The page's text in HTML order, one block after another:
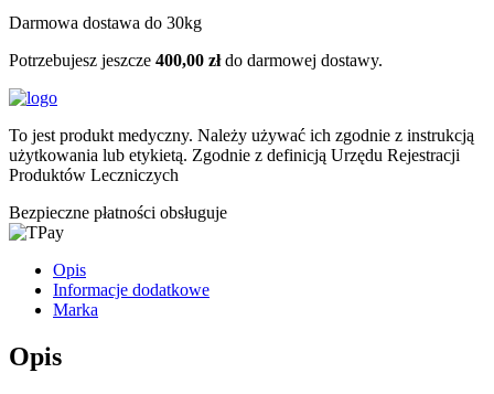
Darmowa dostawa do 30kg
Potrzebujesz jeszcze 400,00 złdo darmowej dostawy.
To jest produkt medyczny. Należy używać ich zgodnie z instrukcją
użytkowania lub etykietą. Zgodnie z definicją Urzędu Rejestracji
Produktów Leczniczych
Bezpieczne płatności obsługuje
Opis
Informacje dodatkowe
Marka
Opis